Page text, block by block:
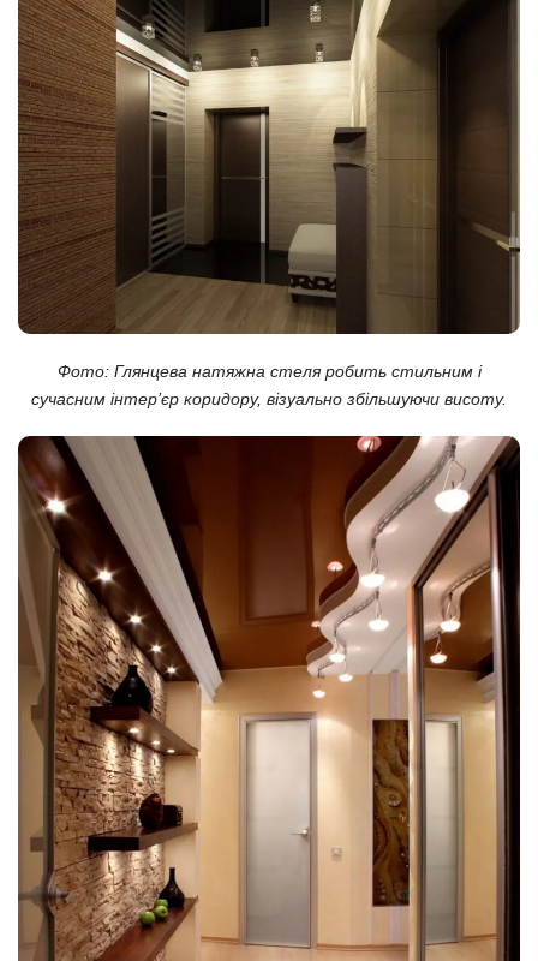
Фото: Глянцева натяжна стеля робить стильним і
сучасним інтер’єр коридору, візуально збільшуючи висоту.